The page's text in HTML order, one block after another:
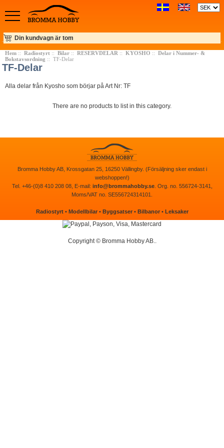
Din kundvagn är tom
Hem:: Radiostyrt:: Bilar:: RESERVDELAR :: KYOSHO :: Delar i Nummer- &
Bokstavsordning :: TF-Delar
TF-Delar
Alla delar från Kyosho som börjar på Art Nr: TF
There are no products to list in this category.
Bromma Hobby AB, Krossgatan 25, 16250 Vällingby. (Försäljning sker endast i
webshoppen!)
Tel. +46-(0)8 410 208 08, E-mail: info@brommahobby.se. Org. no. 556724-3141,
Moms/VAT no. SE556724314101.
Radiostyrt• Modellbilar• Byggsatser• Bilbanor• Leksaker
Copyright © Bromma Hobby AB..